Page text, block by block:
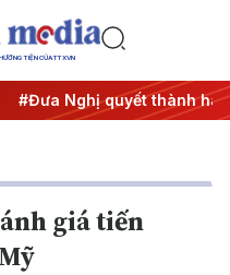
TIỆN CỦA TTXVN
#Đưa Nghị quyết thành hành
giá tiến